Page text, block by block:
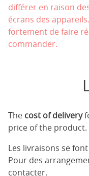
différer en raison
écrans des
fortement de faire
commander.
The cost of delivery
price of the product.
Les livraisons se
Pour des
contacter.